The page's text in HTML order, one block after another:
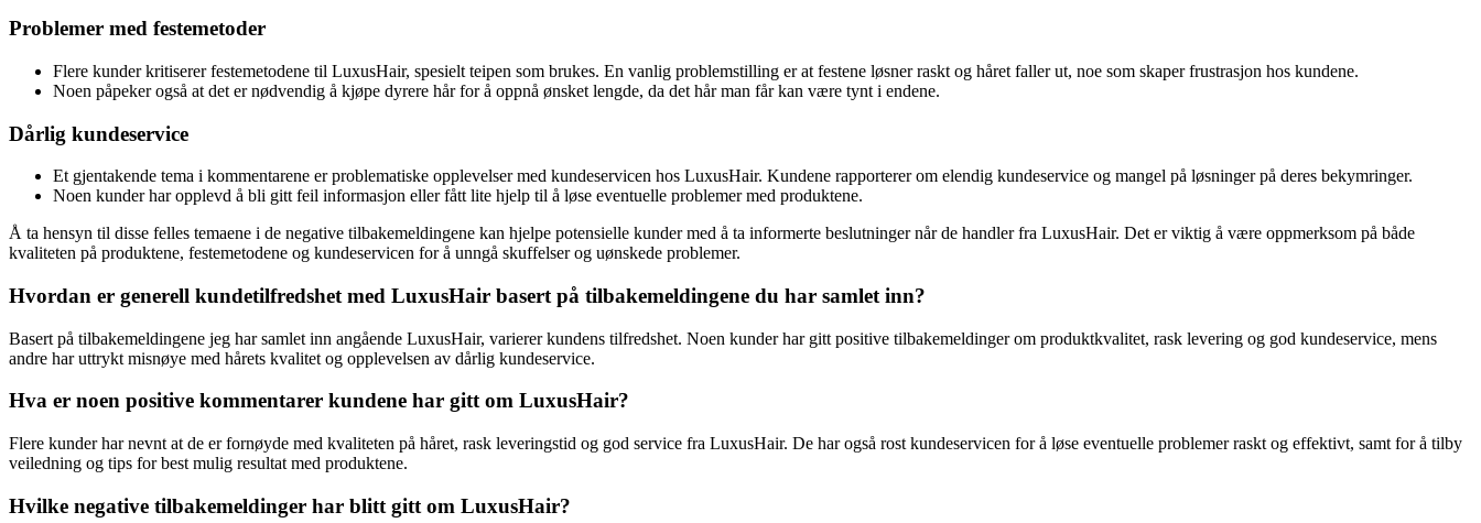
Problemer med festemetoder
Flere kunder kritiserer festemetodene til LuxusHair, spesielt teipen som brukes. En vanlig problemstilling er at festene løsner raskt og håret faller ut, noe som skaper frustrasjon hos kundene.
Noen påpeker også at det er nødvendig å kjøpe dyrere hår for å oppnå ønsket lengde, da det hår man får kan være tynt i endene.
Dårlig kundeservice
Et gjentakende tema i kommentarene er problematiske opplevelser med kundeservicen hos LuxusHair. Kundene rapporterer om elendig kundeservice og mangel på løsninger på deres bekymringer.
Noen kunder har opplevd å bli gitt feil informasjon eller fått lite hjelp til å løse eventuelle problemer med produktene.
Å ta hensyn til disse felles temaene i de negative tilbakemeldingene kan hjelpe potensielle kunder med å ta informerte beslutninger når de handler fra LuxusHair. Det er viktig å være oppmerksom på både
kvaliteten på produktene, festemetodene og kundeservicen for å unngå skuffelser og uønskede problemer.
Hvordan er generell kundetilfredshet med LuxusHair basert på tilbakemeldingene du har samlet inn?
Basert på tilbakemeldingene jeg har samlet inn angående LuxusHair, varierer kundens tilfredshet. Noen kunder har gitt positive tilbakemeldinger om produktkvalitet, rask levering og god kundeservice, mens
andre har uttrykt misnøye med hårets kvalitet og opplevelsen av dårlig kundeservice.
Hva er noen positive kommentarer kundene har gitt om LuxusHair?
Flere kunder har nevnt at de er fornøyde med kvaliteten på håret, rask leveringstid og god service fra LuxusHair. De har også rost kundeservicen for å løse eventuelle problemer raskt og effektivt, samt for å tilby
veiledning og tips for best mulig resultat med produktene.
Hvilke negative tilbakemeldinger har blitt gitt om LuxusHair?